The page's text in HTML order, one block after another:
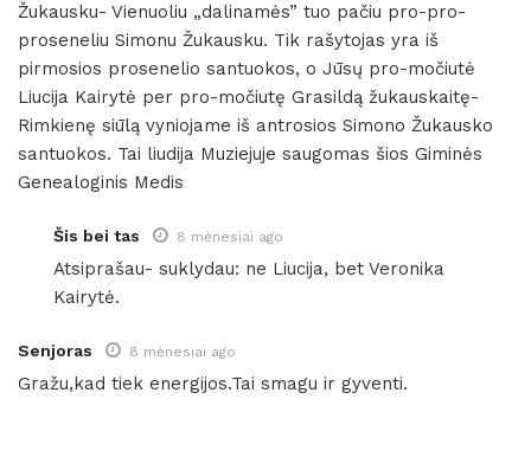
Žukausku- Vienuoliu „dalinamės” tuo pačiu pro-pro-
proseneliu Simonu Žukausku. Tik rašytojas yra iš
pirmosios prosenelio santuokos, o Jūsų pro-močiutė
Liucija Kairytė per pro-močiutę Grasildą žukauskaitę-
Rimkienę siūlą vyniojame iš antrosios Simono Žukausko
santuokos. Tai liudija Muziejuje saugomas šios Giminės
Genealoginis Medis
Šis bei tas 8 mėnesiai ago
Atsiprašau- suklydau: ne Liucija, bet Veronika
Kairytė.
Senjoras 8 mėnesiai ago
Gražu,kad tiek energijos.Tai smagu ir gyventi.